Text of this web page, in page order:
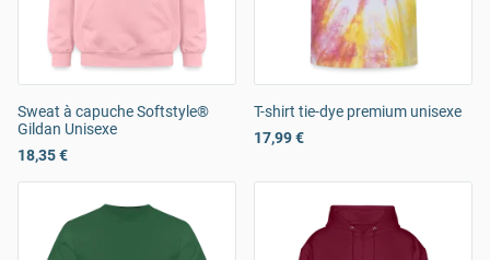
Sweat à capuche Softstyle®
Gildan Unisexe
18,35 €
T-shirt tie-dye premium unisexe
17,99 €